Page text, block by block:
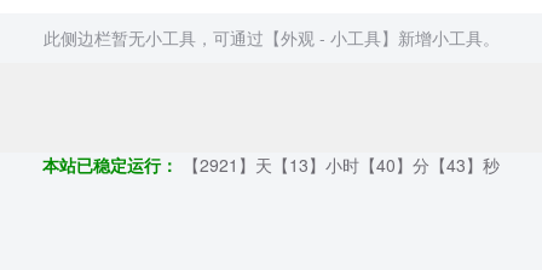
此侧边栏暂无小工具，可通过【外观 - 小工具】新增小工具。
本站已稳定运行：
【2921】天【13】小时【40】分【44】秒